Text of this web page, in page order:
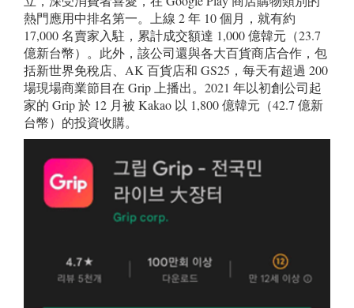
熱門應用中排名第一。上線 2 年 10 個月，就有約
17,000 名賣家入駐，累計成交額達 1,000 億韓元（23.7
億新台幣）。此外，該公司還與各大百貨商店合作，包
括新世界免稅店、AK 百貨店和 GS25，每天有超過 200
場現場商業節目在 Grip 上播出。2021 年以初創公司起
家的 Grip 於 12 月被 Kakao 以 1,800 億韓元（42.7 億新
台幣）的投資收購。